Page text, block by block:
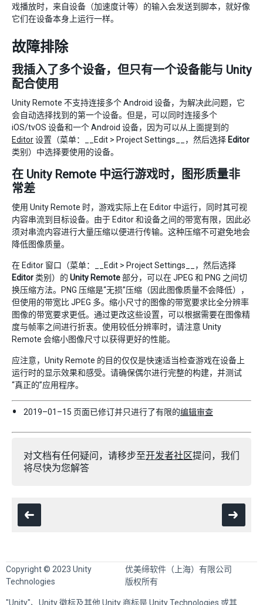
戏播放时，来自设备（加速度计等）的输入会发送到脚本，就好像
它们在设备本身上运行一样。
故障排除
我插入了多个设备，但只有一个设备能与 Unity
配合使用
Unity Remote 不支持连接多个 Android 设备，为解决此问题，它
会自动选择找到的第一个设备。但是，可以同时连接多个
iOS/tvOS 设备和一个 Android 设备，因为可以从上面提到的
Editor设置（菜单：__Edit > Project Settings__，然后选择 Editor
类别）中选择要使用的设备。
在 Unity Remote 中运行游戏时，图形质量非
常差
使用 Unity Remote 时，游戏实际上在 Editor 中运行，同时其可视
内容串流到目标设备。由于 Editor 和设备之间的带宽有限，因此必
须对串流内容进行大量压缩以便进行传输。这种压缩不可避免地会
降低图像质量。
在 Editor 窗口（菜单：__Edit > Project Settings__，然后选择
Editor 类别）的 Unity Remote部分，可以在 JPEG 和 PNG 之间切
换压缩方法。PNG 压缩是“无损”压缩（因此图像质量不会降低），
但使用的带宽比 JPEG 多。缩小尺寸的图像的带宽要求比全分辨率
图像的带宽要求更低。通过更改这些设置，可以根据需要在图像精
度与帧率之间进行折衷。使用较低分辨率时，请注意 Unity
Remote 会缩小图像尺寸以获得更好的性能。
应注意，Unity Remote 的目的仅仅是快速适当检查游戏在设备上
运行时的显示效果和感受。请确保偶尔进行完整的构建，并测试
“真正的”应用程序。
2019–01–15 页面已修订并只进行了有限的编辑审查
对文档有任何疑问，请移步至开发者社区提问，我们
将尽快为您解答
Copyright © 2023 Unity
Technologies
优美缔软件（上海）有限公司
版权所有
"Unity"、Unity 徽标及其他 Unity 商标是 Unity Technologies 或其